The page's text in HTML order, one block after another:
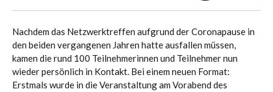
Nachdem das Netzwerktreffen aufgrund der Coronapause in
den beiden vergangenen Jahren hatte ausfallen müssen,
kamen die rund 100 Teilnehmerinnen und Teilnehmer nun
wieder persönlich in Kontakt. Bei einem neuen Format:
Erstmals wurde in die Veranstaltung am Vorabend des